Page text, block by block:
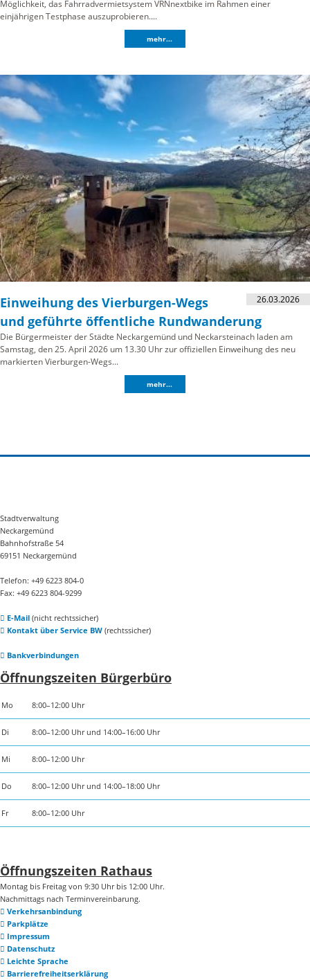
Möglichkeit, das Fahrradvermietsystem VRNnextbike im Rahmen einer
einjährigen Testphase auszuprobieren....
mehr...
26.03.2026
Einweihung des Vierburgen-Wegs
und geführte öffentliche Rundwanderung
Die Bürgermeister der Städte Neckargemünd und Neckarsteinach laden am
Samstag, den 25. April 2026 um 13.30 Uhr zur offiziellen Einweihung des neu
markierten Vierburgen-Wegs...
mehr...
Stadtverwaltung
Neckargemünd
Bahnhofstraße 54
69151 Neckargemünd
Telefon: +49 6223 804-0
Fax: +49 6223 804-9299
E-Mail(nicht rechtssicher)
Kontakt über Service BW(rechtssicher)
Bankverbindungen
Öffnungszeiten Bürgerbüro
Mo 8:00–12:00 Uhr
Di 8:00–12:00 Uhr und 14:00–16:00 Uhr
Mi 8:00–12:00 Uhr
Do 8:00–12:00 Uhr und 14:00–18:00 Uhr
Fr 8:00–12:00 Uhr
Öffnungszeiten Rathaus
Montag bis Freitag von 9:30 Uhr bis 12:00 Uhr.
Nachmittags nach Terminvereinbarung.
Verkehrsanbindung
Parkplätze
Impressum
Datenschutz
Leichte Sprache
Barrierefreiheitserklärung